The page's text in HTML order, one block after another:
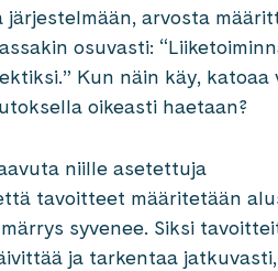
arvosta
osuvasti:
Kun näin käy, katoaa
oikeasti haetaan?
niille asetettuja
tavoitteet määritetään
syvenee. Siksi
ja tarkentaa